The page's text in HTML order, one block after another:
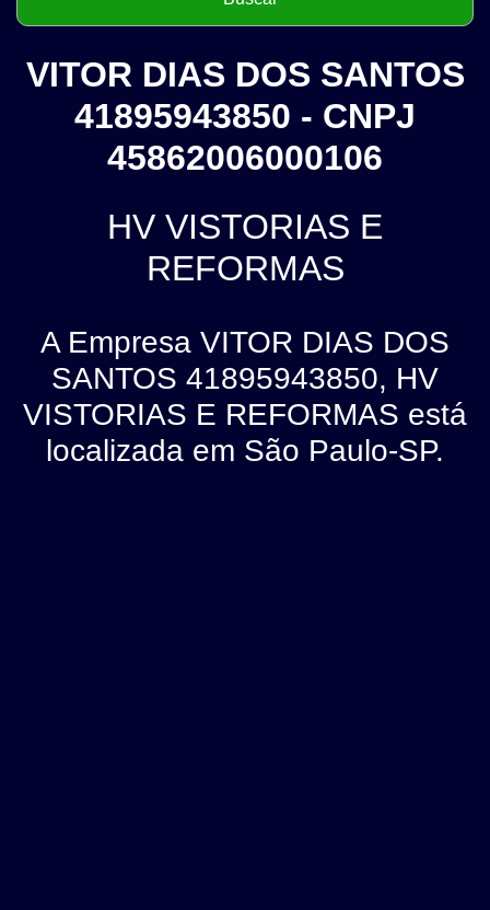
VITOR DIAS DOS SANTOS
41895943850 - CNPJ
45862006000106
HV VISTORIAS E
REFORMAS
A Empresa VITOR DIAS DOS
SANTOS 41895943850, HV
VISTORIAS E REFORMAS está
localizada em São Paulo-SP.